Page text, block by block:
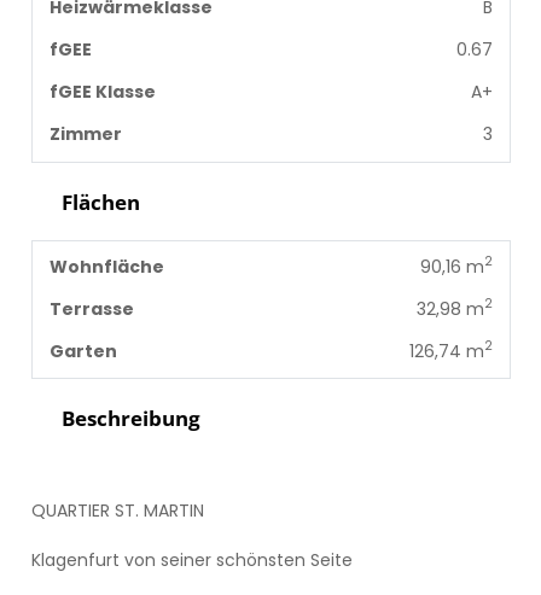
Beschreibung
QUARTIER ST. MARTIN
Klagenfurt von seiner schönsten Seite
Heizwärmeklasse
B
fGEE
0.67
fGEE Klasse
A+
Zimmer
3
Flächen
Wohnfläche 90,16 m2
Terrasse 32,98 m2
Garten 126,74 m2